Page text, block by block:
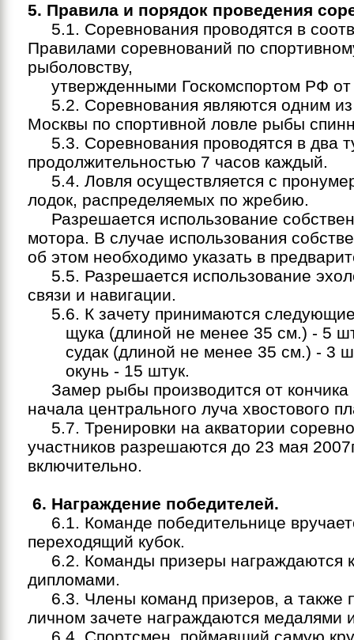
5. Правила и порядок проведения
5.1. Соревнования проводятся в
Правилами соревнований по
рыболовству,
утвержденными Госкомспортом РФ от
5.2. Соревнования являются одним из
Москвы по спортивной ловле рыбы
5.3. Соревнования проводятся в два
продолжительностью 7 часов каждый.
5.4. Ловля осуществляется с
лодок, распределяемых по жребию.
Разрешается использование
мотора. В случае использования
об этом необходимо указать в
5.5. Разрешается использование
связи и навигации.
5.6. К зачету принимаются
щука (длиной не менее 35 см.) - 5
судак (длиной не менее 35 см.) - 3
окунь - 15 штук.
Замер рыбы производится от кончика
начала центрального луча хвостового
5.7. Тренировки на акватории
участников разрешаются до 23 мая
включительно.
6. Награждение победителей.
6.1. Команде победительнице
переходящий кубок.
6.2. Команды призеры награждаются
дипломами.
6.3. Члены команд призеров, а также
личном зачете награждаются медалями